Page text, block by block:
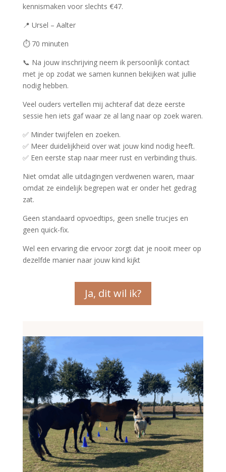
kennismaken voor slechts €47.
📍 Ursel – Aalter
⏱️ 70 minuten
📞 Na jouw inschrijving neem ik persoonlijk contact
met je op zodat we samen kunnen bekijken wat jullie
nodig hebben.
Veel ouders vertellen mij achteraf dat deze eerste
sessie hen iets gaf waar ze al lang naar op zoek waren.
✅ Minder twijfelen en zoeken.
✅ Meer duidelijkheid over wat jouw kind nodig heeft.
✅ Een eerste stap naar meer rust en verbinding thuis.
Niet omdat alle uitdagingen verdwenen waren, maar
omdat ze eindelijk begrepen wat er onder het gedrag
zat.
Geen standaard opvoedtips, geen snelle trucjes en
geen quick-fix.
Wel een ervaring die ervoor zorgt dat je nooit meer op
dezelfde manier naar jouw kind kijkt
Ja, dit wil ik?